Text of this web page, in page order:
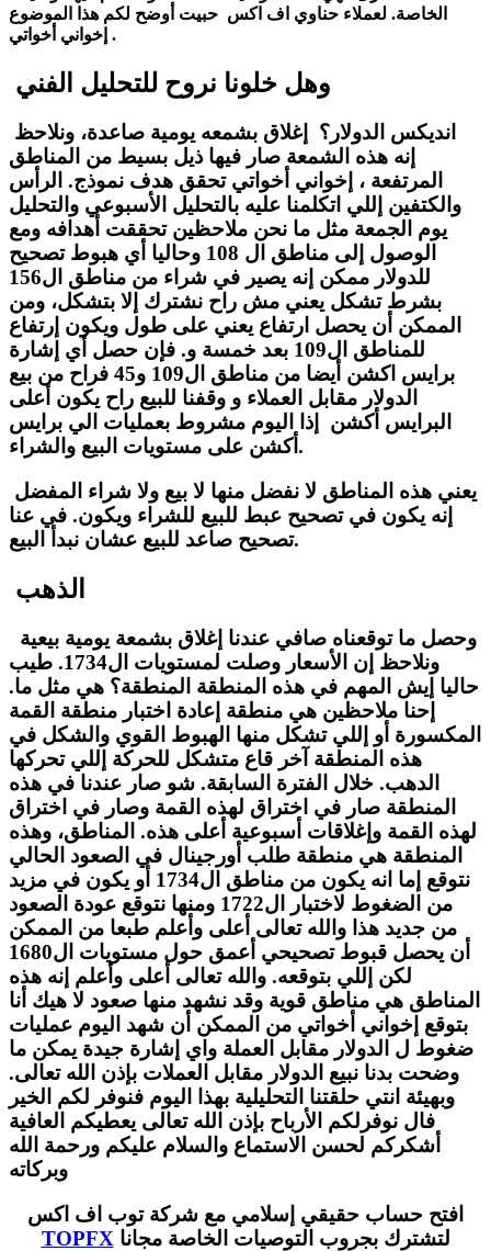
الخاصة. لعملاء حناوي اف اكس حبيت أوضح لكم هذا الموضوع
إخواني أخواتي .
وهل خلونا نروح للتحليل الفني
إنه هذه الشمعة صار فيها ذيل بسيط من المناطق
المرتفعة ، إخواني أخواتي تحقق هدف نموذج. الرأس
والكتفين إللي اتكلمنا عليه بالتحليل الأسبوعي والتحليل
يوم الجمعة مثل ما نحن ملاحظين تحققت أهدافه ومع
الوصول إلى مناطق ال 108 وحاليا أي هبوط تصحيح
للدولار ممكن إنه يصير في شراء من مناطق ال156
بشرط تشكل يعني مش راح نشترك إلا بتشكل، ومن
الممكن أن يحصل ارتفاع يعني على طول ويكون إرتفاع
للمناطق ال109 بعد خمسة و. فإن حصل أي إشارة
برايس اكشن أيضا من مناطق ال109 و45 فراح من بيع
الدولار مقابل العملاء و وقفنا للبيع راح يكون أعلى
البرايس أكشن إذا اليوم مشروط بعمليات الي برايس
أكشن على مستويات البيع والشراء.
إنه يكون في تصحيح عبط للبيع للشراء ويكون. في عنا
تصحيح صاعد للبيع عشان نبدأ البيع.
الذهب
ونلاحظ إن الأسعار وصلت لمستويات ال1734. طيب
حاليا إيش المهم في هذه المنطقة المنطقة؟ هي مثل ما.
إحنا ملاحظين هي منطقة إعادة اختبار منطقة القمة
المكسورة أو إللي تشكل منها الهبوط القوي والشكل في
هذه المنطقة آخر قاع متشكل للحركة إللي تحركها
الدهب. خلال الفترة السابقة. شو صار عندنا في هذه
المنطقة صار في اختراق لهذه القمة وصار في اختراق
لهذه القمة وإغلاقات أسبوعية أعلى هذه. المناطق، وهذه
المنطقة هي منطقة طلب أورجينال في الصعود الحالي
نتوقع إما انه يكون من مناطق ال1734 أو يكون في مزيد
من الضغوط لاختبار ال1722 ومنها نتوقع عودة الصعود
من جديد هذا والله تعالى أعلى وأعلم طبعا من الممكن
أن يحصل قبوط تصحيحي أعمق حول مستويات ال1680
لكن إللي بتوقعه. والله تعالى أعلى وأعلم إنه هذه
المناطق هي مناطق قوية وقد نشهد منها صعود لا هيك أنا
بتوقع إخواني أخواتي من الممكن أن شهد اليوم عمليات
ضغوط ل الدولار مقابل العملة واي إشارة جيدة يمكن ما
وضحت بدنا نبيع الدولار مقابل العملات بإذن الله تعالى.
وبهيئة انتي حلقتنا التحليلية بهذا اليوم فنوفر لكم الخير
فال نوفرلكم الأرباح بإذن الله تعالى يعطيكم العافية
أشكركم لحسن الاستماع والسلام عليكم ورحمة الله
وبركاته
افتح حساب حقيقي إسلامي مع شركة توب اف اكس
TOPFX